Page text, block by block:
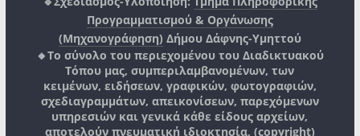
Προγραμματισμού & Οργάνωσης
(Μηχανογράφηση) Δήμου Δάφνης-Υμηττού
🔸Το σύνολο του περιεχομένου του Διαδικτυακού
Τόπου μας, συμπεριλαμβανομένων, των
κειμένων, ειδήσεων, γραφικών, φωτογραφιών,
σχεδιαγραμμάτων, απεικονίσεων, παρεχόμενων
υπηρεσιών και γενικά κάθε είδους αρχείων,
αποτελούν πνευματική ιδιοκτησία, (copyright)